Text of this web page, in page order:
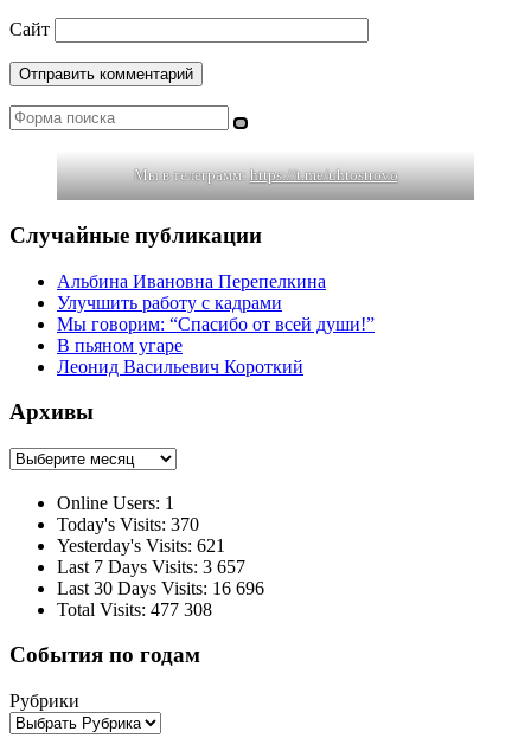
Сайт
Поиск
Мы в телеграмм:https://t.me/uhtostrovo
Случайные публикации
Альбина Ивановна Перепелкина
Улучшить работу с кадрами
Мы говорим: “Спасибо от всей души!”
В пьяном угаре
Леонид Васильевич Короткий
Архивы
Архивы
Online Users: 1
Today's Visits: 370
Yesterday's Visits: 621
Last 7 Days Visits: 3 657
Last 30 Days Visits: 16 696
Total Visits: 477 308
События по годам
Рубрики